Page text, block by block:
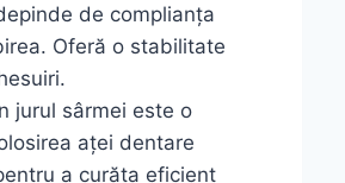
de complianța
Oferă o stabilitate
jurul sârmei este o
aței dentare
a curăța eficient